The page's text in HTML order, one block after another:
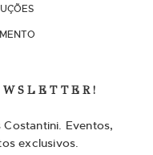
Eventos,
exclusivos.